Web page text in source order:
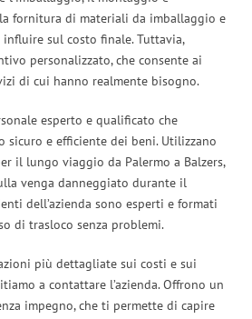
fornitura di materiali da imballaggio e
influire sul costo finale. Tuttavia,
personalizzato, che consente ai
di cui hanno realmente bisogno.
esperto e qualificato che
sicuro e efficiente dei beni. Utilizzano
il lungo viaggio da Palermo a Balzers,
venga danneggiato durante il
dell’azienda sono esperti e formati
di trasloco senza problemi.
più dettagliate sui costi e sui
a contattare l’azienda. Offrono un
impegno, che ti permette di capire